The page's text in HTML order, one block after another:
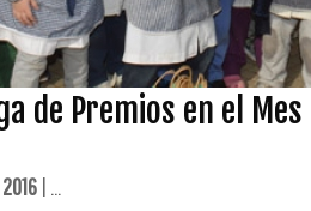
de Premios en el
| ...